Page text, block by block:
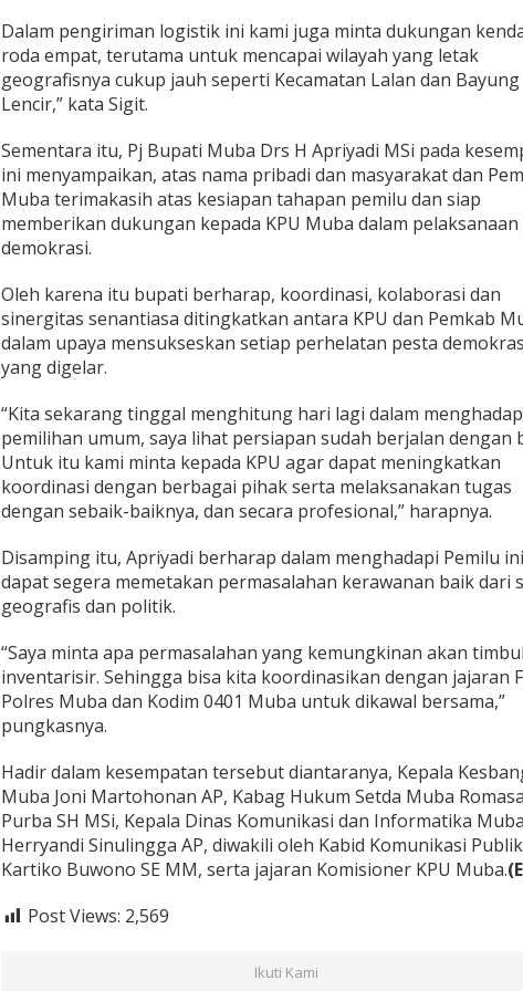
Dalam pengiriman logistik ini kami juga minta dukungan
roda empat, terutama untuk mencapai wilayah yang letak
geografisnya cukup jauh seperti Kecamatan Lalan dan Bayung
Lencir,” kata Sigit.
Sementara itu, Pj Bupati Muba Drs H Apriyadi MSi pada
ini menyampaikan, atas nama pribadi dan masyarakat dan
Muba terimakasih atas kesiapan tahapan pemilu dan siap
memberikan dukungan kepada KPU Muba dalam pelaksanaan
demokrasi.
Oleh karena itu bupati berharap, koordinasi, kolaborasi dan
sinergitas senantiasa ditingkatkan antara KPU dan Pemkab
dalam upaya mensukseskan setiap perhelatan pesta
yang digelar.
“Kita sekarang tinggal menghitung hari lagi dalam
pemilihan umum, saya lihat persiapan sudah berjalan dengan
Untuk itu kami minta kepada KPU agar dapat meningkatkan
koordinasi dengan berbagai pihak serta melaksanakan tugas
dengan sebaik-baiknya, dan secara profesional,” harapnya.
Disamping itu, Apriyadi berharap dalam menghadapi Pemilu
dapat segera memetakan permasalahan kerawanan baik dari
geografis dan politik.
“Saya minta apa permasalahan yang kemungkinan akan
inventarisir. Sehingga bisa kita koordinasikan dengan jajaran
Polres Muba dan Kodim 0401 Muba untuk dikawal bersama,”
pungkasnya.
Hadir dalam kesempatan tersebut diantaranya, Kepala
Muba Joni Martohonan AP, Kabag Hukum Setda Muba
Purba SH MSi, Kepala Dinas Komunikasi dan Informatika Muba
Herryandi Sinulingga AP, diwakili oleh Kabid Komunikasi Publik
Kartiko Buwono SE MM, serta jajaran Komisioner KPU Muba.
Post Views: 2,569
Ikuti Kami